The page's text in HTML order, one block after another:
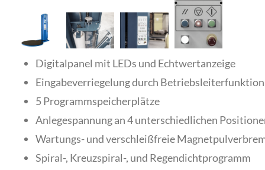
Digitalpanel mit LEDs und Echtwertanzeige
Eingabeverriegelung durch Betriebsleiterfunktion
5 Programmspeicherplätze
Anlegespannung an 4 unterschiedlichen
Wartungs- und verschleißfreie
Spiral-, Kreuzspiral-, und Regendichtprogramm